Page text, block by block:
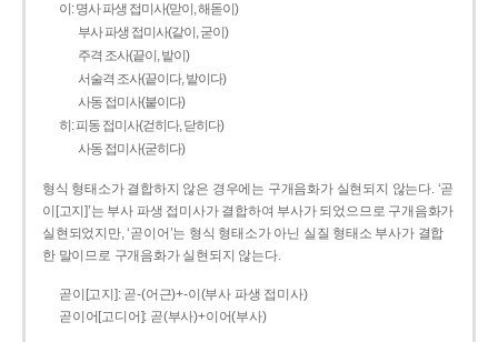
이: 명사 파생 접미사(맏이, 해돋이)
부사 파생 접미사(같이, 굳이)
주격 조사(끝이, 밭이)
서술격 조사(끝이다, 밭이다)
사동 접미사(붙이다)
히: 피동 접미사(걷히다, 닫히다)
사동 접미사(굳히다)
형식 형태소가 결합하지 않은 경우에는 구개음화가 실현되지 않는다. ‘곧
이[고지]’는 부사 파생 접미사가 결합하여 부사가 되었으므로 구개음화가
실현되었지만, ‘곧이어’는 형식 형태소가 아닌 실질 형태소 부사가 결합
한 말이므로 구개음화가 실현되지 않는다.
곧이[고지]: 곧-­(어근)+­-이(부사 파생 접미사)
곧이어[고디어]: 곧(부사)+이어(부사)